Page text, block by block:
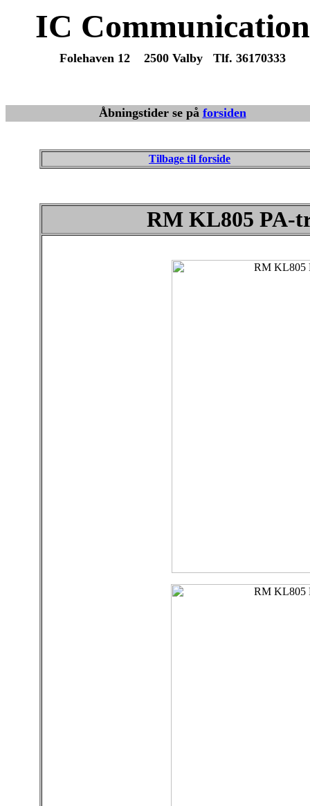
IC Communication
Folehaven 12 2500 Valby Tlf. 36170333
Åbningstider se på forsiden
Tilbage til forside
RM KL805 PA-